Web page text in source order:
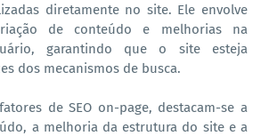
diretamente no site. Ele envolve
de conteúdo e melhorias na
garantindo que o site esteja
dos mecanismos de busca.
de SEO on-page, destacam-se a
a melhoria da estrutura do site e a